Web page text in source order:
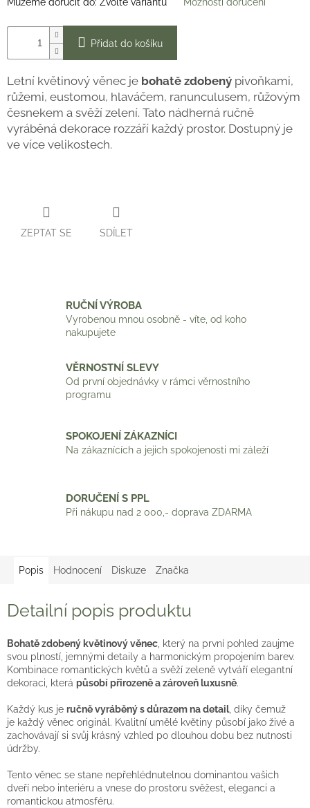
Můžeme doručit do: Zvolte variantu Možnosti doručení
Přidat do košíku
Letní květinový věnec je bohatě zdobený pivoňkami,
růžemi, eustomou, hlaváčem, ranunculusem, růžovým
česnekem a svěží zelení. Tato nádherná ručně
vyráběná dekorace rozzáří každý prostor. Dostupný je
ve více velikostech.
ZEPTAT SE SDÍLET
RUČNÍ VÝROBA
Vyrobenou mnou osobně - víte, od koho
nakupujete
VĚRNOSTNÍ SLEVY
Od první objednávky v rámci věrnostního
programu
SPOKOJENÍ ZÁKAZNÍCI
Na zákaznících a jejich spokojenosti mi záleží
DORUČENÍ S PPL
Při nákupu nad 2 000,- doprava ZDARMA
Popis Hodnocení Diskuze Značka
Detailní popis produktu
Bohatě zdobený květinový věnec , který na první pohled zaujme
svou plností, jemnými detaily a harmonickým propojením barev.
Kombinace romantických květů a svěží zeleně vytváří elegantní
dekoraci, která působí přirozeně a zároveň luxusně.
Každý kus je ručně vyráběný s důrazem na detail, díky čemuž
je každý věnec originál. Kvalitní umělé květiny působí jako živé a
zachovávají si svůj krásný vzhled po dlouhou dobu bez nutnosti
údržby.
Tento věnec se stane nepřehlédnutelnou dominantou vašich
dveří nebo interiéru a vnese do prostoru svěžest, eleganci a
romantickou atmosféru.